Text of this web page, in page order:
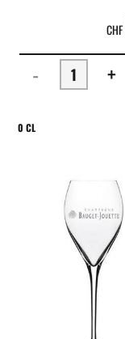
CHF
-
+
0 CL